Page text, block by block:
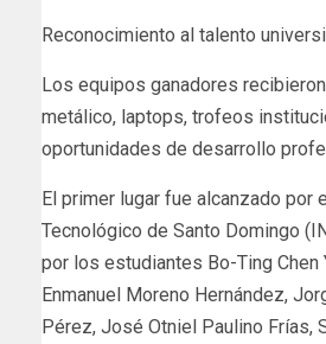
Reconocimiento al talento
Los equipos ganadores
metálico, laptops, trofeos
oportunidades de desarrollo
El primer lugar fue alcanzado por
Tecnológico de Santo Domingo
por los estudiantes Bo-Ting Chen
Enmanuel Moreno Hernández,
Pérez, José Otniel Paulino Frías,